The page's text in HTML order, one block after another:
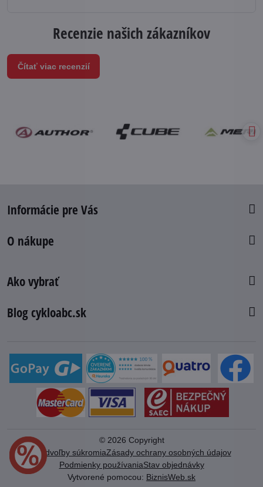
Recenzie našich zákazníkov
Čítať viac recenzií
Informácie pre Vás
O nákupe
Ako vybrať
Blog cykloabc.sk
© 2026 Copyright
Predvoľby súkromiaZásady ochrany osobných údajov
Podmienky používaniaStav objednávky
Vytvorené pomocou: BiznisWeb.sk